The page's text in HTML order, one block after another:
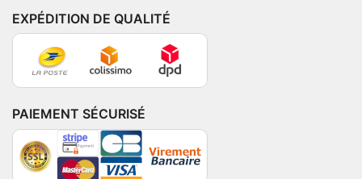
EXPÉDITION DE QUALITÉ
PAIEMENT SÉCURISÉ